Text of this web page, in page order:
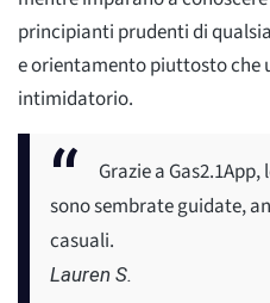
principianti prudenti di
e orientamento piuttosto che
intimidatorio.
Grazie a
sono sembrate guidate,
casuali.
Lauren S.